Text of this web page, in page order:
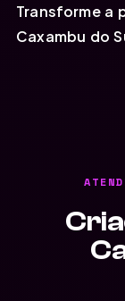
Transforme a
Caxambu do